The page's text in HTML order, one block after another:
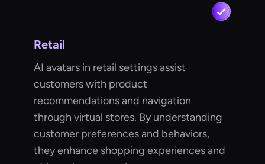
Retail
AI avatars in retail settings assist
customers with product
recommendations and navigation
through virtual stores. By understanding
customer preferences and behaviors,
they enhance shopping experiences and